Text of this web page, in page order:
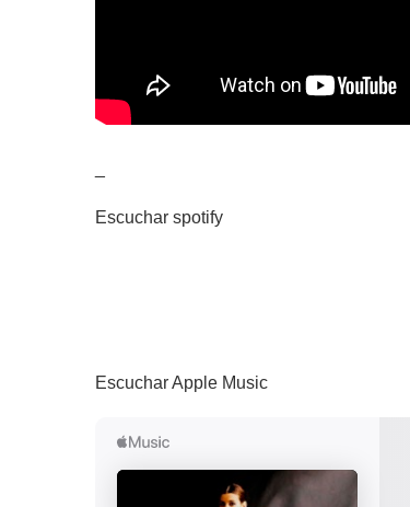
Escuchar spotify
Escuchar Apple Music